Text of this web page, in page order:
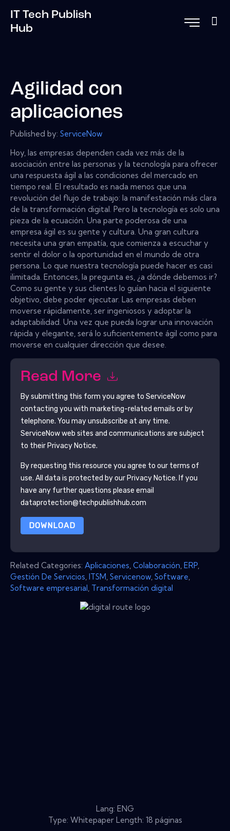
IT Tech Publish
Hub
Agilidad con
aplicaciones
Published by: ServiceNow
Hoy, las empresas dependen cada vez más de la
asociación entre las personas y la tecnología para ofrecer
una respuesta ágil a las condiciones del mercado en
tiempo real. El resultado es nada menos que una
revolución del flujo de trabajo: la manifestación más clara
de la transformación digital. Pero la tecnología es solo una
pieza de la ecuación. Una parte poderosa de una
empresa ágil es su gente y cultura. Una gran cultura
necesita una gran empatía, que comienza a escuchar y
sentir el dolor o la oportunidad en el mundo de otra
persona. Lo que nuestra tecnología puede hacer es casi
ilimitada. Entonces, la pregunta es, ¿a dónde debemos ir?
Como su gente y sus clientes lo guían hacia el siguiente
objetivo, debe poder ejecutar. Las empresas deben
moverse rápidamente, ser ingeniosos y adoptar la
adaptabilidad. Una vez que pueda lograr una innovación
rápida y elegante, será lo suficientemente ágil como para
moverse en cualquier dirección que desee.
Read More
By submitting this form you agree to ServiceNow
contacting you with marketing-related emails or by
telephone. You may unsubscribe at any time.
ServiceNowweb sites and communications are subject
to their Privacy Notice.
By requesting this resource you agree to our terms of
use. All data is protected by our Privacy Notice. If you
have any further questions please email
dataprotection@techpublishhub.com
DOWNLOAD
Related Categories: Aplicaciones Colaboración ERP
Gestión De Servicios ITSM Servicenow Software
Software empresarial Transformación digital
Lang: ENG
Type: Whitepaper Length: 18 páginas